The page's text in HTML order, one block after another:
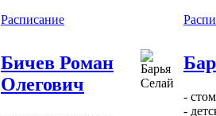
Расписание
Бичев Роман
Олегович
-
-